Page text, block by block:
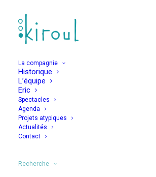
La compagnie
Historique
L’équipe
Eric
Spectacles
Agenda
Projets atypiques
Actualités
Contact
Recherche
Du changement
l'équipe de